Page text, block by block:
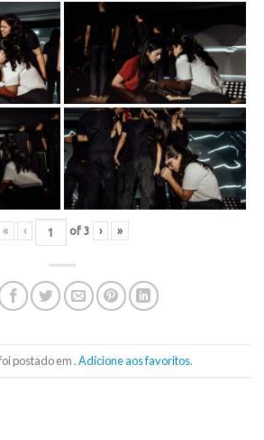
« ‹ of 3 › »
postado em .Adicione aos favoritos.